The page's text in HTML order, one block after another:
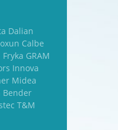
Dalian
Calbe
GRAM
Innova
Midea
Bender
T&M